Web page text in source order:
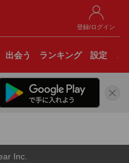
登録/ログイン
出会う ランキング 設定
Inc.